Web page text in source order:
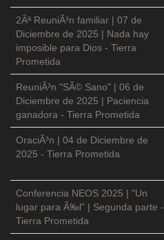
2Âª ReuniÃ³n familiar | 07 de
Diciembre de 2025 | Nada hay
imposible para Dios - Tierra
Prometida
ReuniÃ³n "SÃ© Sano" | 06 de
Diciembre de 2025 | Paciencia
ganadora - Tierra Prometida
OraciÃ³n | 04 de Diciembre de
2025 - Tierra Prometida
Conferencia NEOS 2025 | "Un
lugar para Ã‰l" | Segunda parte -
Tierra Prometida